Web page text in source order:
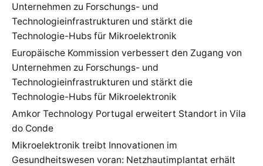
Unternehmen zu Forschungs- und
Technologieinfrastrukturen und stärkt die
Technologie-Hubs für Mikroelektronik
Europäische Kommission verbessert den Zugang von
Unternehmen zu Forschungs- und
Technologieinfrastrukturen und stärkt die
Technologie-Hubs für Mikroelektronik
Amkor Technology Portugal erweitert Standort in Vila
do Conde
Mikroelektronik treibt Innovationen im
Gesundheitswesen voran: Netzhautimplantat erhält